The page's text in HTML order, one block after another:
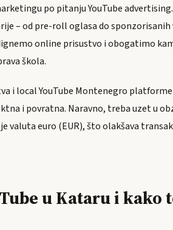
po pitanju YouTube
– od pre-roll oglasa do sponzorisanih
online prisustvo i obogatimo
škola.
i local YouTube Montenegro
i povratna. Naravno, treba uzet u
valuta euro (EUR), što olakšava
u Kataru i kako